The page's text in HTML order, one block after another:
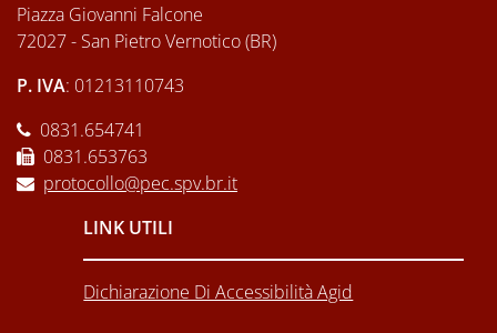
Piazza Giovanni Falcone
72027 - San Pietro Vernotico (BR)
P. IVA: 01213110743
0831.654741
0831.653763
protocollo@pec.spv.br.it
LINK UTILI
Dichiarazione Di Accessibilità Agid